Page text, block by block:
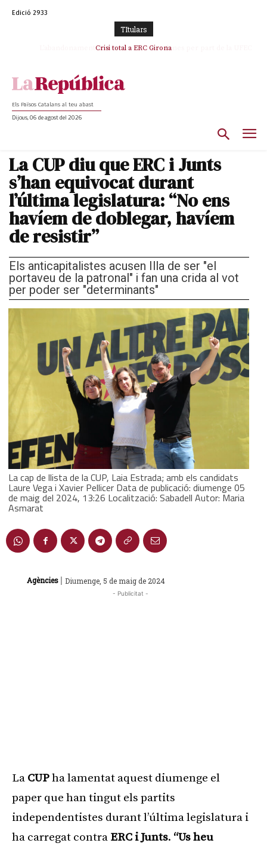
Edició 2933
TItulars
Crisi total a ERC Girona
L’abandonament de les seleccions catalanes per part de la UFEC
Els Països Catalans al teu abast
Dijous, 06 de agost del 2026
La CUP diu que ERC i Junts
s’han equivocat durant
l’última legislatura: “No ens
havíem de doblegar, havíem
de resistir”
Els anticapitalistes acusen Illa de ser "el
portaveu de la patronal" i fan una crida al vot
per poder ser "determinants"
La cap de llista de la CUP, Laia Estrada; amb els candidats
Laure Vega i Xavier Pellicer Data de publicació: diumenge 05
de maig del 2024, 13:26 Localització: Sabadell Autor: Maria
Asmarat
Agències | Diumenge, 5 de maig de 2024
- Publicitat -
La CUPha lamentat aquest diumenge el
paper que han tingut els partits
independentistes durant l’última legislatura i
ha carregat contra ERC i Junts. “Us heu